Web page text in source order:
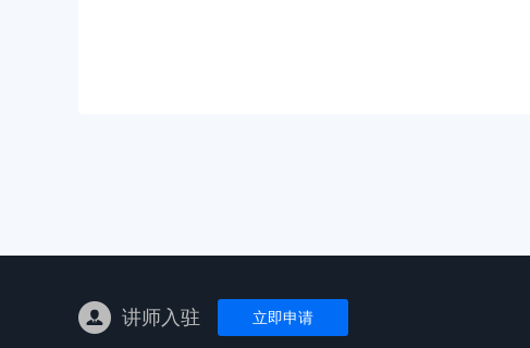
讲师入驻 立即申请